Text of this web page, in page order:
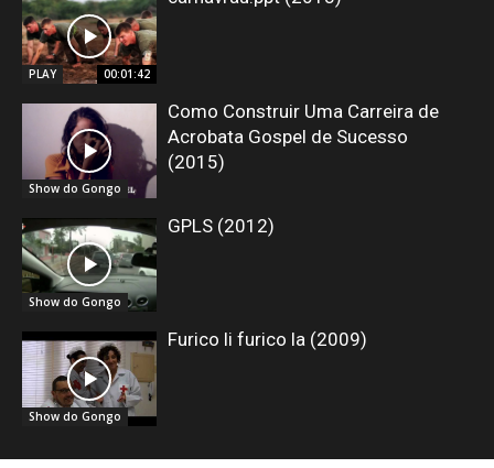
PLAY 00:01:42
Show do Gongo
Como Construir Uma Carreira de
Acrobata Gospel de Sucesso
(2015)
Show do Gongo
GPLS (2012)
Show do Gongo
Furico li furico la (2009)